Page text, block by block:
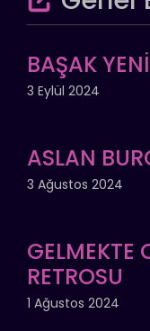
BAŞAK
3 Eylül 2024
ASLAN
3 Ağustos 2024
GELMEKTE
RETROSU
1 Ağustos 2024